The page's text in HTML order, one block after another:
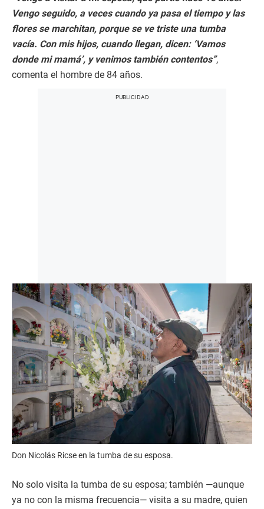
Vengo seguido, a veces cuando ya pasa el tiempo y las
flores se marchitan, porque se ve triste una tumba
vacía. Con mis hijos, cuando llegan, dicen: ‘Vamos
donde mi mamá’, y venimos también contentos”,
comenta el hombre de 84 años.
Don Nicolás Ricse en la tumba de su esposa.
No solo visita la tumba de su esposa; también —aunque
ya no con la misma frecuencia— visita a su madre, quien